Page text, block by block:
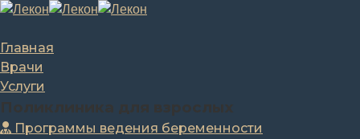
Главная
Врачи
Услуги
Поликлиника для взрослых
Программы ведения беременности